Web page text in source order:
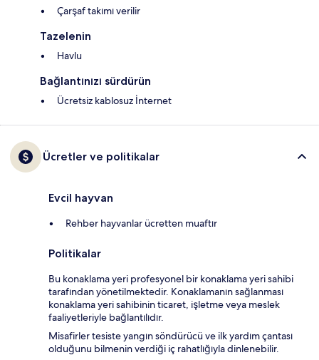
Çarşaf takımı verilir
Tazelenin
Havlu
Bağlantınızı sürdürün
Ücretsiz kablosuz İnternet
Ücretler ve politikalar
Evcil hayvan
Rehber hayvanlar ücretten muaftır
Politikalar
Bu konaklama yeri profesyonel bir konaklama yeri sahibi
tarafından yönetilmektedir. Konaklamanın sağlanması
konaklama yeri sahibinin ticaret, işletme veya meslek
faaliyetleriyle bağlantılıdır.
Misafirler tesiste yangın söndürücü ve ilk yardım çantası
olduğunu bilmenin verdiği iç rahatlığıyla dinlenebilir.